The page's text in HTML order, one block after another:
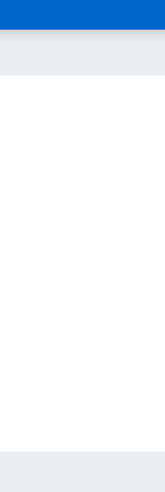
necessari per
Comune di
di interesse